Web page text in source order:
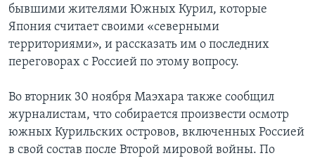
бывшими жителями Южных Курил, которые
Япония считает своими «северными
территориями», и рассказать им о последних
переговорах с Россией по этому вопросу.
Во вторник 30 ноября Маэхара также сообщил
журналистам, что собирается произвести осмотр
южных Курильских островов, включенных Россией
в свой состав после Второй мировой войны. По